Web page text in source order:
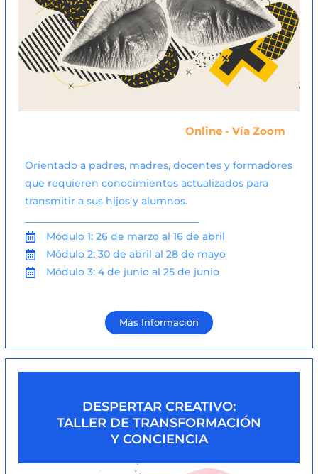
Online - Vía Zoom
Orientado a padres, madres, docentes y formadores
que requieren conocimientos actualizados para
transmitir a sus hijos y alumnos.
Módulo 1: 26 de marzo al 16 de abril
Módulo 2: 30 de abril al 28 de mayo
Módulo 3: 4 de junio al 25 de junio
Más Información
DESPERTAR CREATIVO:
TALLER DE TRANSFORMACIÓN
Y CONCIENCIA